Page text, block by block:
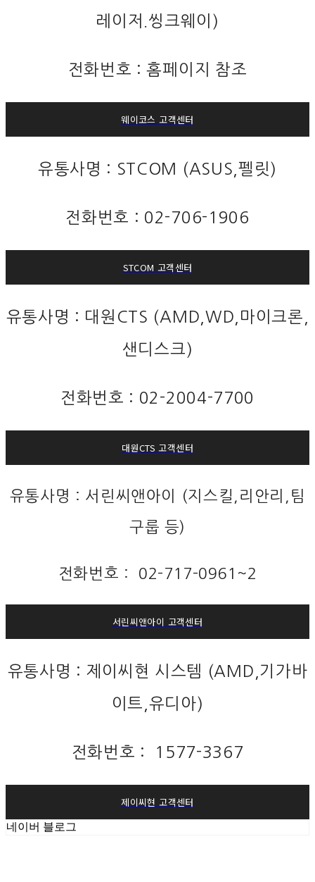
레이저.씽크웨이)
전화번호 : 홈페이지 참조
웨이코스 고객센터
유통사명 : STCOM (ASUS,펠릿)
전화번호 : 02-706-1906
STCOM 고객센터
유통사명 : 대원CTS (AMD,WD,마이크론,
샌디스크)
전화번호 : 02-2004-7700
대원CTS 고객센터
유통사명 : 서린씨앤아이 (지스킬,리안리,팀
구룹 등)
전화번호 : 02-717-0961~2
서린씨앤아이 고객센터
유통사명 : 제이씨현 시스템 (AMD,기가바
이트,유디아)
전화번호 : 1577-3367
제이씨현 고객센터
네이버 블로그